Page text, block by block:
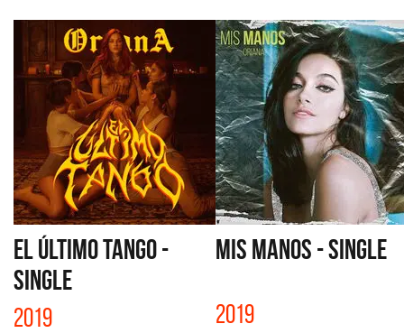
EL ÚLTIMO TANGO -
SINGLE
2019
MIS MANOS - SINGLE
2019